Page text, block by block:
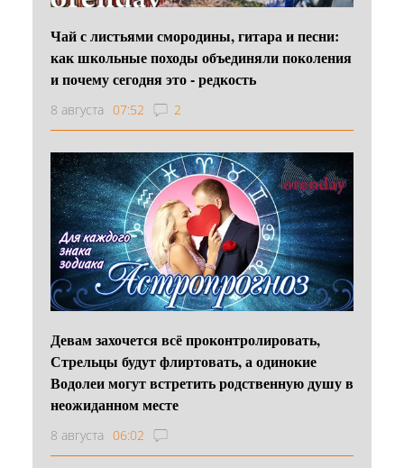
Чай с листьями смородины, гитара и песни:
как школьные походы объединяли поколения
и почему сегодня это - редкость
8 августа 07:52 2
Девам захочется всё проконтролировать,
Стрельцы будут флиртовать, а одинокие
Водолеи могут встретить родственную душу в
неожиданном месте
8 августа 06:02